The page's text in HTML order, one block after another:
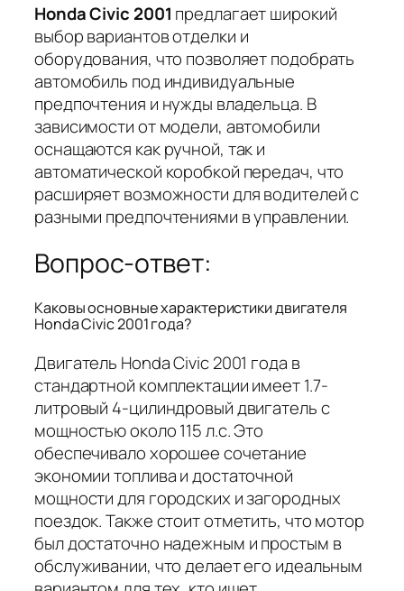
Honda Civic 2001 предлагает широкий
выбор вариантов отделки и
оборудования, что позволяет подобрать
автомобиль под индивидуальные
предпочтения и нужды владельца. В
зависимости от модели, автомобили
оснащаются как ручной, так и
автоматической коробкой передач, что
расширяет возможности для водителей с
разными предпочтениями в управлении.
Вопрос-ответ:
Каковы основные характеристики двигателя
Honda Civic 2001 года?
Двигатель Honda Civic 2001 года в
стандартной комплектации имеет 1.7-
литровый 4-цилиндровый двигатель с
мощностью около 115 л.с. Это
обеспечивало хорошее сочетание
экономии топлива и достаточной
мощности для городских и загородных
поездок. Также стоит отметить, что мотор
был достаточно надежным и простым в
обслуживании, что делает его идеальным